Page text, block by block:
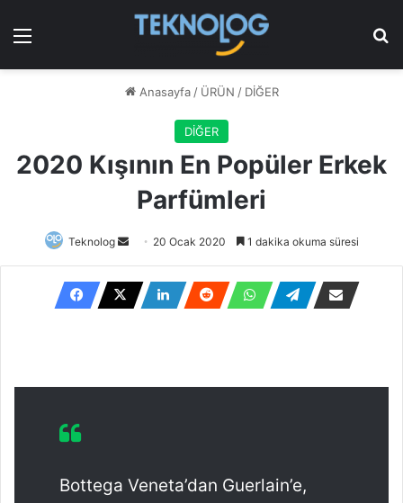
Menü
Anasayfa / ÜRÜN / DİĞER
DİĞER
2020 Kışının En Popüler Erkek
Parfümleri
Teknolog
Bir
e-
posta
göndermek
20 Ocak 2020 1 dakika okuma süresi
Bottega Veneta’dan Guerlain’e,